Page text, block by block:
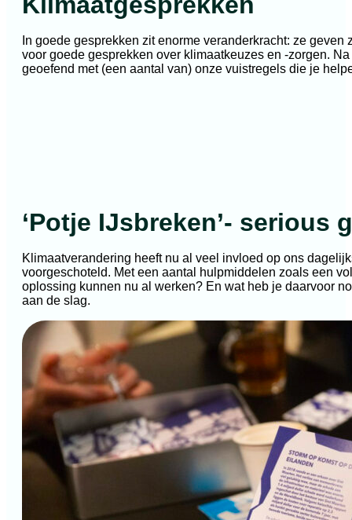
In goede gesprekken zit enorme veranderkracht: ze
voor goede gesprekken over klimaatkeuzes en -zorgen.
geoefend met (een aantal van) onze vuistregels die je
‘Potje IJsbreken’- serious
Klimaatverandering heeft nu al veel invloed op ons
voorgeschoteld. Met een aantal hulpmiddelen zoals een
oplossing kunnen nu al werken? En wat heb je daarvoor
aan de slag.